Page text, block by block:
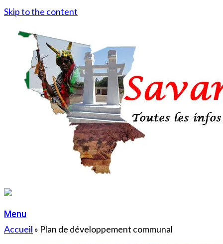
Skip to the content
Menu
Accueil » Plan de développement communal